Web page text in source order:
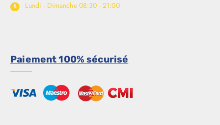
Lundi - Dimanche 08:30 - 21:00
Paiement 100% sécurisé